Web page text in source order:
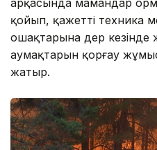
арқасында мамандар
қойып, қажетті техника
ошақтарына дер кезінде
аумақтарын қорғау
жатыр.